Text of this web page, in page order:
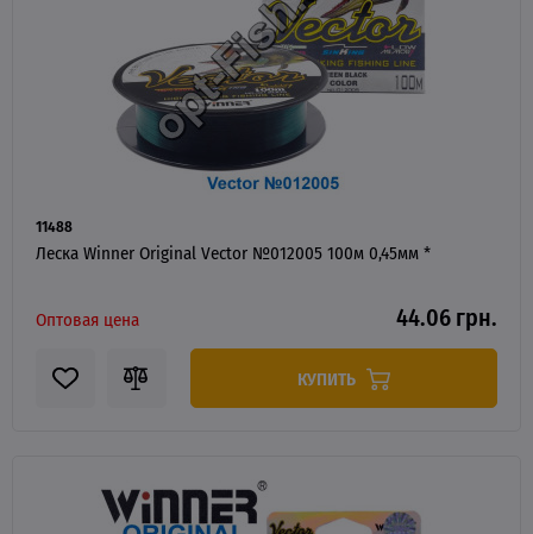
11488
Леска Winner Original Vector №012005 100м 0,45мм *
Оптовая цена 44.06 грн.
КУПИТЬ